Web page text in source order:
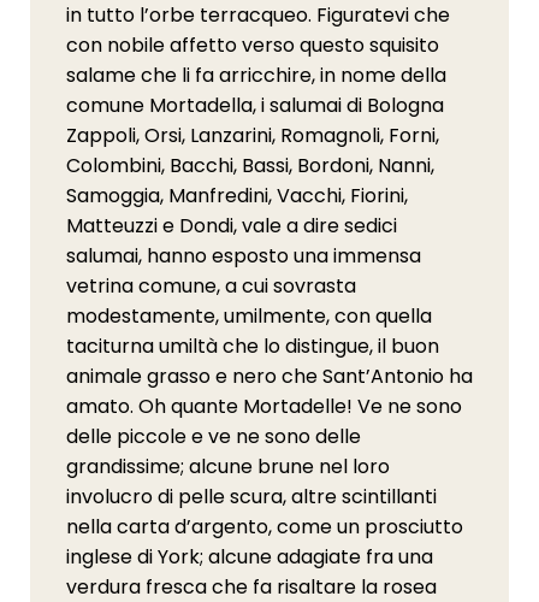
in tutto l’orbe terracqueo. Figuratevi che
con nobile affetto verso questo squisito
salame che li fa arricchire, in nome della
comune Mortadella, i salumai di Bologna
Zappoli, Orsi, Lanzarini, Romagnoli, Forni,
Colombini, Bacchi, Bassi, Bordoni, Nanni,
Samoggia, Manfredini, Vacchi, Fiorini,
Matteuzzi e Dondi, vale a dire sedici
salumai, hanno esposto una immensa
vetrina comune, a cui sovrasta
modestamente, umilmente, con quella
taciturna umiltà che lo distingue, il buon
animale grasso e nero che Sant’Antonio ha
amato. Oh quante Mortadelle! Ve ne sono
delle piccole e ve ne sono delle
grandissime; alcune brune nel loro
involucro di pelle scura, altre scintillanti
nella carta d’argento, come un prosciutto
inglese di York; alcune adagiate fra una
verdura fresca che fa risaltare la rosea